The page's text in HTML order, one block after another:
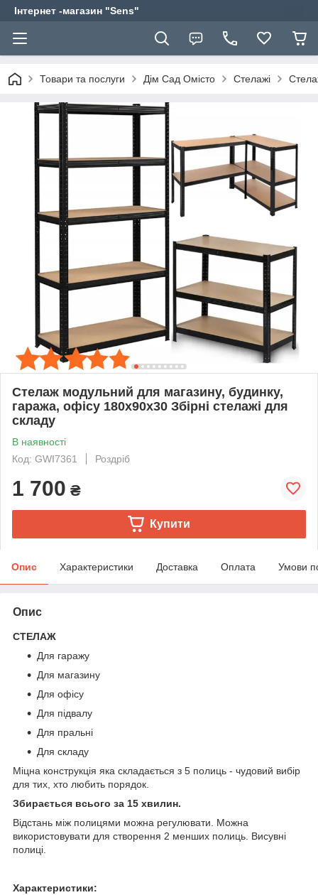
Інтернет -магазин "Sens"
Товари та послуги Дім Сад Омісто Стелажі
Стелаж модульний для магазину, будинку,
гаража, офісу 180x90x30 Збірні стелажі для
складу
В наявності
Код: GWI7361
Роздріб
1 700 ₴
Купити
Опис Характеристики Доставка Оплата Умови
Опис
СТЕЛАЖ
Для гаражу
Для магазину
Для офісу
Для підвалу
Для пральні
Для складу
Міцна конструкція яка складається з 5 полиць - чудовий вибір
для тих, хто любить порядок.
Збирається всього за 15 хвилин.
Відстань між полицями можна регулювати. Можна
використовувати для створення 2 менших полиць. Висувні
полиці.
Характеристики: